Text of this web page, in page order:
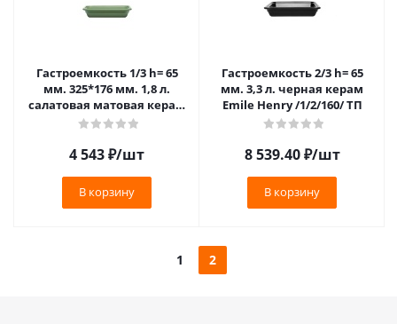
Гастроемкость 1/3 h= 65
мм. 325*176 мм. 1,8 л.
салатовая матовая керам
Emile Henry (183217)
4 543₽/шт
В корзину
Гастроемкость 2/3 h= 65
мм. 3,3 л. черная керам
Emile Henry /1/2/160/ ТП
8 539.40₽/шт
В корзину
1 2